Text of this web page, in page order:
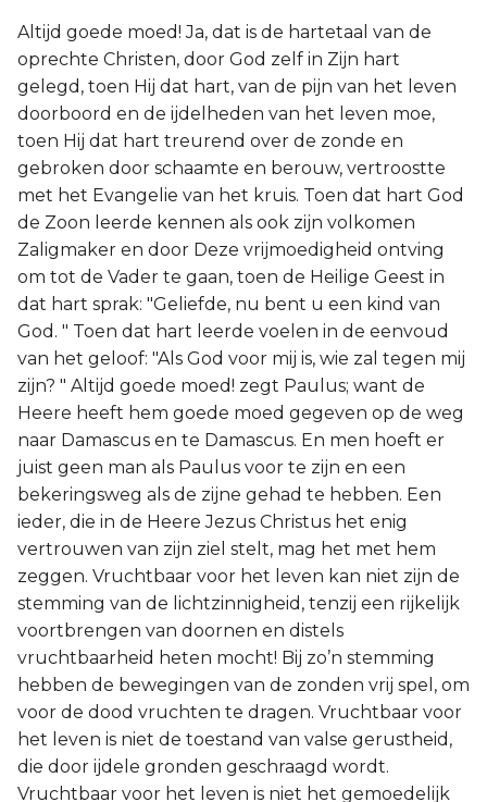
Altijd goede moed! Ja, dat is de hartetaal van de
oprechte Christen, door God zelf in Zijn hart
gelegd, toen Hij dat hart, van de pijn van het leven
doorboord en de ijdelheden van het leven moe,
toen Hij dat hart treurend over de zonde en
gebroken door schaamte en berouw, vertroostte
met het Evangelie van het kruis. Toen dat hart God
de Zoon leerde kennen als ook zijn volkomen
Zaligmaker en door Deze vrijmoedigheid ontving
om tot de Vader te gaan, toen de Heilige Geest in
dat hart sprak: "Geliefde, nu bent u een kind van
God. " Toen dat hart leerde voelen in de eenvoud
van het geloof: "Als God voor mij is, wie zal tegen mij
zijn? " Altijd goede moed! zegt Paulus; want de
Heere heeft hem goede moed gegeven op de weg
naar Damascus en te Damascus. En men hoeft er
juist geen man als Paulus voor te zijn en een
bekeringsweg als de zijne gehad te hebben. Een
ieder, die in de Heere Jezus Christus het enig
vertrouwen van zijn ziel stelt, mag het met hem
zeggen. Vruchtbaar voor het leven kan niet zijn de
stemming van de lichtzinnigheid, tenzij een rijkelijk
voortbrengen van doornen en distels
vruchtbaarheid heten mocht! Bij zo’n stemming
hebben de bewegingen van de zonden vrij spel, om
voor de dood vruchten te dragen. Vruchtbaar voor
het leven is niet de toestand van valse gerustheid,
die door ijdele gronden geschraagd wordt.
Vruchtbaar voor het leven is niet het gemoedelijk